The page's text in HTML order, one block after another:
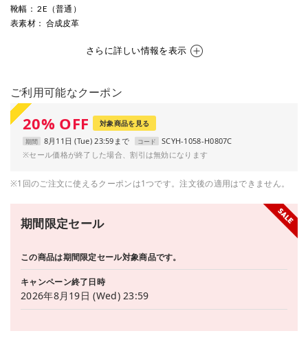
靴幅 ： 2E（普通）
表素材： 合成皮革
さらに詳しい情報を表示
ご利用可能なクーポン
20% OFF 対象商品を見る
期間 8月11日 (Tue) 23:59まで コード
SCYH-1058-H0807C
※セール価格が終了した場合、割引は無効になります
※1回のご注文に使えるクーポンは1つです。注文後の適用はできません。
期間限定セール
この商品は期間限定セール対象商品です。
キャンペーン終了日時
2026年8月19日 (Wed) 23:59